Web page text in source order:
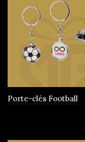
Porte-clés Football